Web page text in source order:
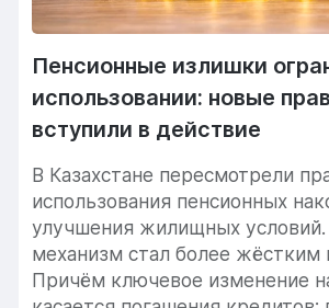
Пенсионные излишки
использовании: новые
вступили в действие
В Казахстане пересмотрели
использования пенсионных
улучшения жилищных условий.
механизм стал более жёстким
Причём ключевое изменение